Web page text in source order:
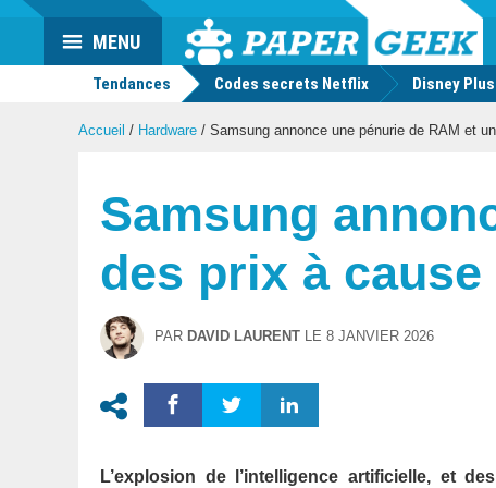
Actu
geek
MENU
Tendances Codes secrets Netflix Disney Plus
Accueil / Hardware / Samsung annonce une pénurie de RAM et
Samsung
des prix à cause
PAR DAVID LAURENT LE 8 JANVIER 2026
L’explosion de l’intelligence artificielle, et